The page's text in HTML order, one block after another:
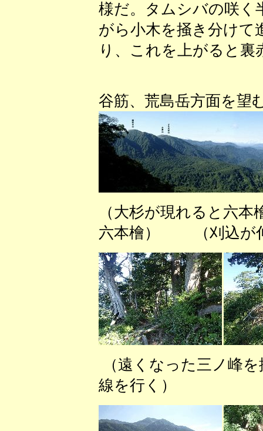
様だ。タムシバの咲く
がら小木を掻き分けて
り、これを上がると裏
谷筋、荒島岳方面を望
（大杉が現れると六
六本檜） （刈込が
（遠くなった三ノ
線を行く）